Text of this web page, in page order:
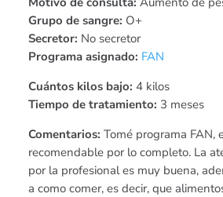
Grupo de sangre: O+
Secretor: No secretor
Programa asignado: FAN
Cuántos kilos bajo: 4 kilos
Tiempo de tratamiento: 3 meses
Comentarios: Tomé programa FAN,
recomendable por lo completo. La
por la profesional es muy buena,
a como comer, es decir, que